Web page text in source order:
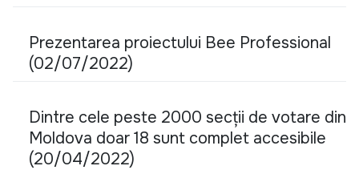
Prezentarea proiectului Bee Professional
(02/07/2022)
Dintre cele peste 2000 secții de votare din
Moldova doar 18 sunt complet accesibile
(20/04/2022)